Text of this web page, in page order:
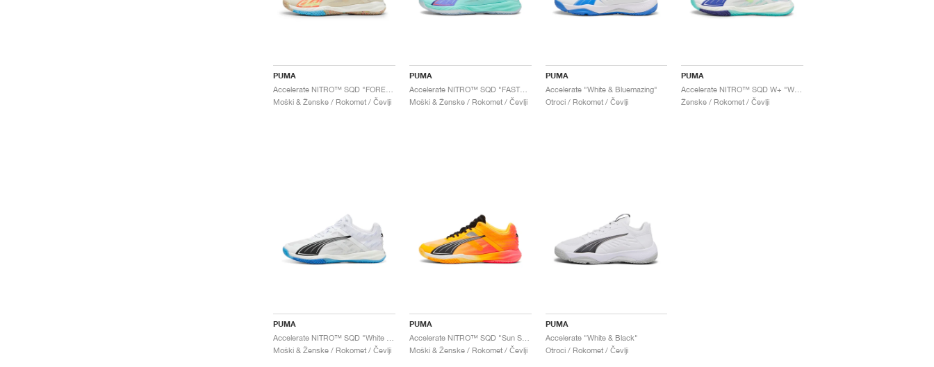
PUMA
Moški & Ženske / Rokomet / Čevlji
PUMA
Accelerate NITRO™ SQD "FASTER.TOGETHER"
Moški & Ženske / Rokomet / Čevlji
PUMA
Accelerate "White & Bluemazing"
Otroci / Rokomet / Čevlji
PUMA
Ženske / Rokomet / Čevlji
PUMA
Moški & Ženske / Rokomet / Čevlji
PUMA
Accelerate NITRO™ SQD "Sun Stream & Sunset Glow"
Moški & Ženske / Rokomet / Čevlji
PUMA
Accelerate "White & Black"
Otroci / Rokomet / Čevlji